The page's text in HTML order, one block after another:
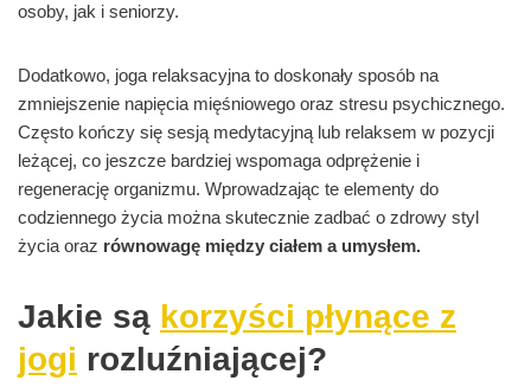
osoby, jak i seniorzy.
Dodatkowo, joga relaksacyjna to doskonały sposób na
zmniejszenie napięcia mięśniowego oraz stresu psychicznego.
Często kończy się sesją medytacyjną lub relaksem w pozycji
leżącej, co jeszcze bardziej wspomaga odprężenie i
regenerację organizmu. Wprowadzając te elementy do
codziennego życia można skutecznie zadbać o zdrowy styl
życia oraz równowagę między ciałem a umysłem.
Jakie są korzyści płynące z
jogi rozluźniającej?